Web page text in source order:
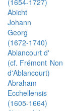
Abicht
Johann
Georg
(1672-1740)
Ablancourt d'
(cf. Frémont
d'Ablancourt)
Non
Abraham
Ecchellensis
(1605-1664)